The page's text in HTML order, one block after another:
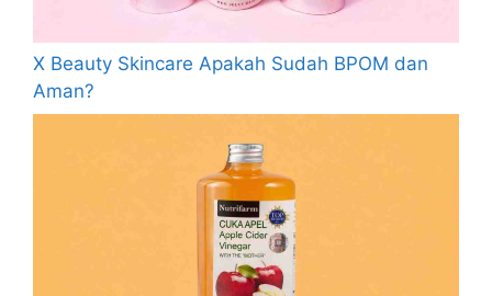
X Beauty Skincare Apakah Sudah BPOM dan
Aman?